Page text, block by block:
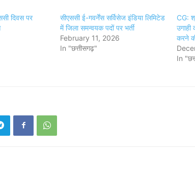
दिवस पर
सीएससी ई-गवर्नेंस सर्विसेज इंडिया लिमिटेड
में जिला समन्वयक पदों पर भर्ती
February 11, 2026
In "छत्तीसगढ़"
CG:
करने
In